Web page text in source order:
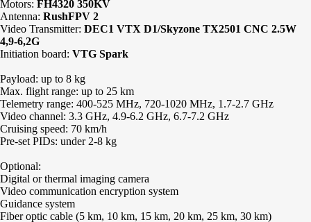
Motors: FH4320 350KV
Antenna: RushFPV 2
Video Transmitter: DEC1 VTX D1/Skyzone TX2501 CNC 2.5W
4,9-6,2G
Initiation board: VTG Spark
Payload: up to 8 kg
Max. flight range: up to 25 km
Telemetry range: 400-525 MHz, 720-1020 MHz, 1.7-2.7 GHz
Video channel: 3.3 GHz, 4.9-6.2 GHz, 6.7-7.2 GHz
Cruising speed: 70 km/h
Pre-set PIDs: under 2-8 kg
Optional:
Digital or thermal imaging camera
Video communication encryption system
Guidance system
Fiber optic cable (5 km, 10 km, 15 km, 20 km, 25 km, 30 km)